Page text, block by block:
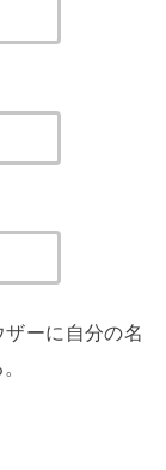
ーに自分の名